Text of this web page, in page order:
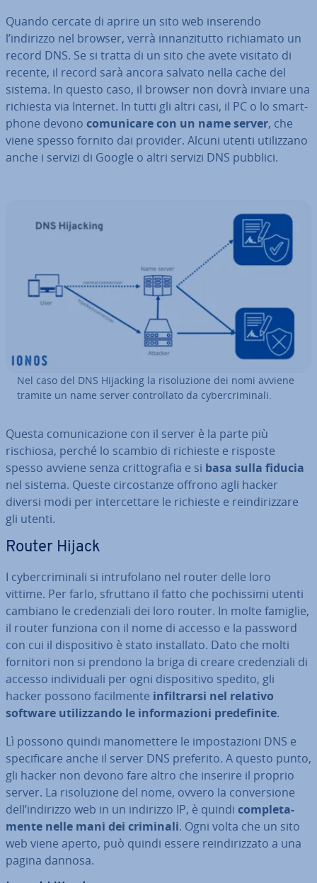
Quando cercate di aprire un sito web inserendo
l’indirizzo nel browser, verrà in­nan­zi­tut­to ri­chia­ma­to un
record DNS. Se si tratta di un sito che avete visitato di
recente, il record sarà ancora salvato nella cache del
sistema. In questo caso, il browser non dovrà inviare una
richiesta via Internet. In tutti gli altri casi, il PC o lo smart­
pho­ne devono co­mu­ni­ca­re con un name server, che
viene spesso fornito dai provider. Alcuni utenti uti­liz­za­no
anche i servizi di Google o altri servizi DNS pubblici.
Nel caso del DNS Hijacking la ri­so­lu­zio­ne dei nomi avviene
tramite un name server con­trol­la­to da cy­ber­cri­mi­na­li.
Questa co­mu­ni­ca­zio­ne con il server è la parte più
rischiosa, perché lo scambio di richieste e risposte
spesso avviene senza crit­to­gra­fia e si basa sulla fiducia
nel sistema. Queste cir­co­stan­ze offrono agli hacker
diversi modi per in­ter­cet­ta­re le richieste e rein­di­riz­za­re
gli utenti.
Router Hijack
I cy­ber­cri­mi­na­li si in­tru­fo­la­no nel router delle loro
vittime. Per farlo, sfruttano il fatto che po­chis­si­mi utenti
cambiano le cre­den­zia­li dei loro router. In molte famiglie,
il router funziona con il nome di accesso e la password
con cui il di­spo­si­ti­vo è stato in­stal­la­to. Dato che molti
fornitori non si prendono la briga di creare cre­den­zia­li di
accesso in­di­vi­dua­li per ogni di­spo­si­ti­vo spedito, gli
hacker possono fa­cil­men­te in­fil­trar­si nel relativo
software uti­liz­zan­do le in­for­ma­zio­ni pre­de­fi­ni­te.
Lì possono quindi ma­no­met­te­re le im­po­sta­zio­ni DNS e
spe­ci­fi­ca­re anche il server DNS preferito. A questo punto,
gli hacker non devono fare altro che inserire il proprio
server. La ri­so­lu­zio­ne del nome, ovvero la con­ver­sio­ne
dell’indirizzo web in un indirizzo IP, è quindi com­ple­ta­
men­te nelle mani dei criminali. Ogni volta che un sito
web viene aperto, può quindi essere rein­di­riz­za­to a una
pagina dannosa.